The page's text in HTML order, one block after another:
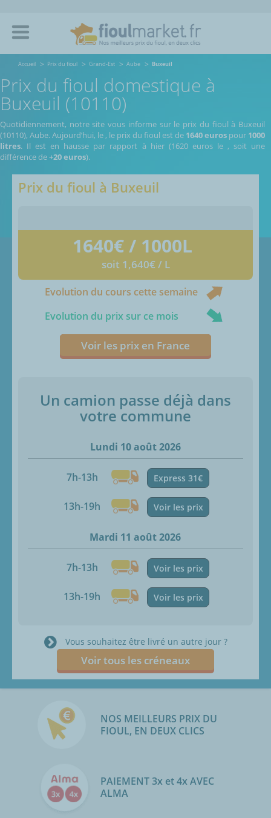
Accueil Prix du fioul Grand-Est Aube Buxeuil
Prix du fioul domestique à
Buxeuil (10110)
Quotidiennement, notre site vous informe sur le prix du fioul à Buxeuil
(10110), Aube.Aujourd’hui, le, le prix du fioul est de 1640 euros pour 1000
litres. Il est en hausse par rapport à hier (1620 euros le , soit une
différence de+20 euros).
Prix du fioul à Buxeuil
1640€ / 1000L
soit 1,640€ / L
Evolution du cours cette semaine
Evolution du prix sur ce mois
Voir les prix en France
Un camion passe déjà dans
votre commune
Lundi 10 août 2026
7h-13h Express 31€
13h-19h Voir les prix
Mardi 11 août 2026
7h-13h Voir les prix
13h-19h Voir les prix
Vous souhaitez être livré un autre jour ?
Voir tous les créneaux
NOS MEILLEURS PRIX DU
FIOUL, EN DEUX CLICS
PAIEMENT 3x et 4x AVEC
ALMA